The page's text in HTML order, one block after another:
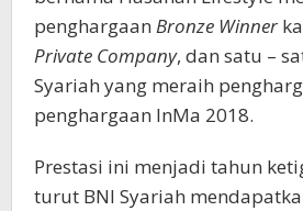
penghargaan Bronze Winner
Private Company, dan satu –
Syariah yang meraih
penghargaan InMa 2018.
Prestasi ini menjadi tahun
turut BNI Syariah